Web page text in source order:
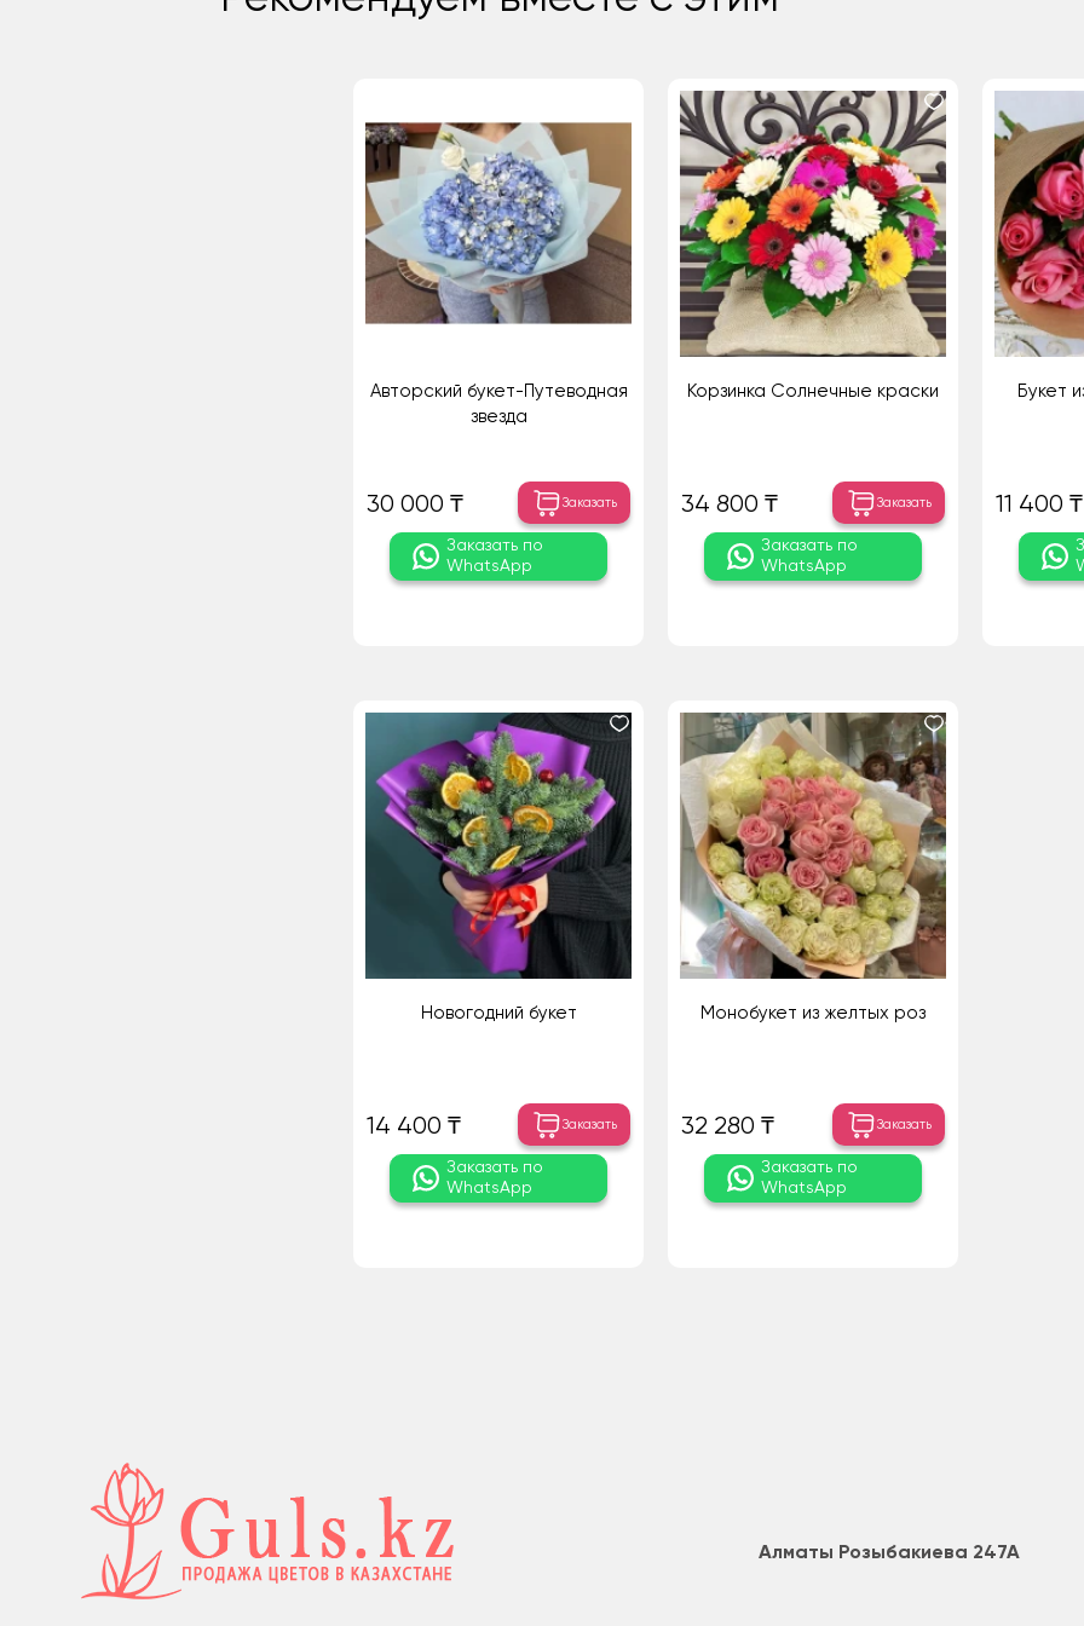
Авторский букет-Путеводная
звезда
30 000 ₸ Заказать
Заказать по
WhatsApp
Корзинка Солнечные краски
34 800 ₸ Заказать
Заказать по
WhatsApp
Букет
11 400 ₸
Новогодний букет
14 400 ₸ Заказать
Заказать по
WhatsApp
Монобукет из желтых роз
32 280 ₸ Заказать
Заказать по
WhatsApp
Алматы Розыбакиева 247А